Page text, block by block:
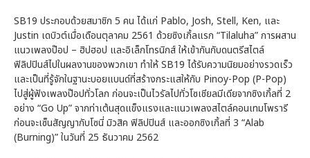
SB19 ประกอบด้วยสมาชิก 5 คน ได้แก่ Pablo, Josh, Stell, Ken, และ
Justin เดบิวต์เมื่อเดือนตุลาคม 2561 ด้วยซิงเกิ้ลแรก “Tilaluha” การผสาน
แนวเพลงป๊อป – ฮิปฮอป และอิเล็กโทรนิกส์ ให้เข้ากันกับดนตรีสไตล์
ฟิลิปปินส์ไปในผลงานของพวกเขา ทำให้ SB19 ได้รับความนิยมอย่างรวดเร็ว
และเป็นที่รู้จักในฐานะบอยแบนด์ที่สร้างกระแสให้กับ Pinoy-Pop (P-Pop)
ไปสู่ผู้ฟังเพลงป๊อปทั่วโลก ก่อนจะเป็นไวรัลไปทั่วโซเชียลมีเดียจากซิงเกิ้ลที่ 2
อย่าง “Go Up” จากท่าเต้นสุดแข็งแรงและแนวเพลงสไตล์คอนเทมโพรารี
ก่อนจะเซ็นสัญญากับโซนี่ มิวสิค ฟิลิปปินส์ และออกซิงเกิ้ลที่ 3 “Alab
(Burning)” ในวันที่ 25 ธันวาคม 2562